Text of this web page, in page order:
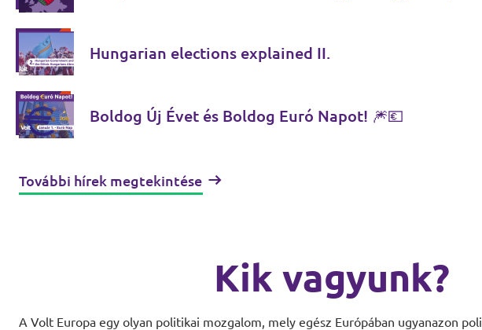
Hungarian elections explained II.
Boldog Új Évet és Boldog Euró Napot! 🎆💶
További hírek megtekintése
Kik vagyunk?
A Volt Europa egy olyan politikai mozgalom, mely egész Európában ugyanazon